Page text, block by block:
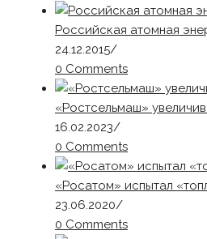
Российская атомная
24.12.2015/
0 Comments
«Ростсельмаш»
16.02.2023/
0 Comments
«Росатом» испытал
23.06.2020/
0 Comments